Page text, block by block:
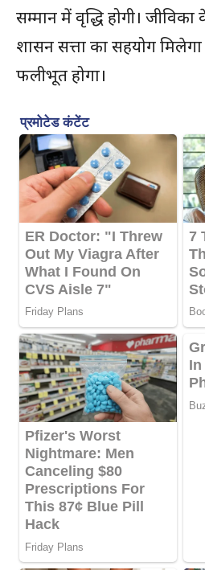
सम्मान में वृद्धि होगी। जीविका
शासन सत्ता का सहयोग
फलीभूत होगा।